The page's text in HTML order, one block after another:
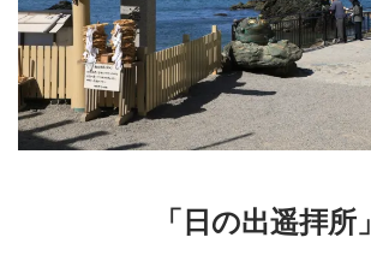
「日の出遥拝所」